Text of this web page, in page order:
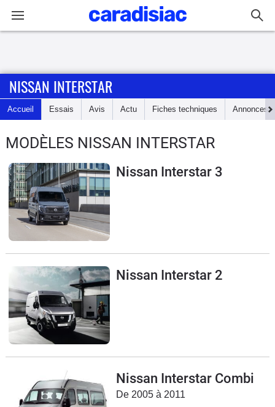
Accueil
Actu
Essais
Guide
d'achat
Electriques
Flottes
Auto
Services
Moto
NISSAN INTERSTAR
Accueil Essais Avis Actu Fiches techniques Annonces
MODÈLES NISSAN INTERSTAR
Nissan Interstar 3
Nissan Interstar 2
Nissan Interstar Combi
De 2005 à 2011